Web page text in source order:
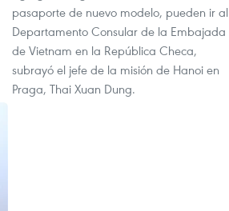
pasaporte de nuevo modelo, pueden ir al
Departamento Consular de la Embajada
de Vietnam en la República Checa,
subrayó el jefe de la misión de Hanoi en
Praga, Thai Xuan Dung.